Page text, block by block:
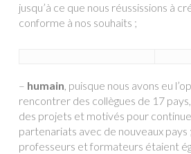
jusqu’à ce que nous réussissions à
conforme à nos souhaits ;
– humain, puisque nous avons eu
rencontrer des collègues de 17
des projets et motivés pour
partenariats avec de nouveaux pays
professeurs et formateurs étaient